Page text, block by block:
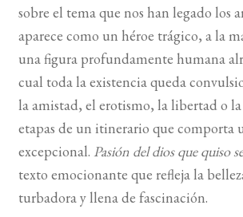
sobre el tema que nos han legado los
aparece como un héroe trágico, a la
una figura profundamente humana
cual toda la existencia queda
la amistad, el erotismo, la libertad o
etapas de un itinerario que comporta
excepcional. Pasión del dios que quiso
texto emocionante que refleja la
turbadora y llena de fascinación.